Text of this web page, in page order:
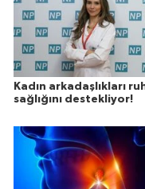
Kadın arkadaşlıkları
sağlığını destekliyor!